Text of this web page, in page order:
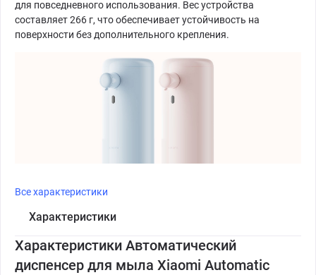
для повседневного использования. Вес устройства
составляет 266 г, что обеспечивает устойчивость на
поверхности без дополнительного крепления.
Все характеристики
Характеристики
Характеристики Автоматический
диспенсер для мыла Xiaomi Automatic